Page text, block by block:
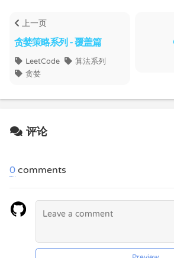
上一页
贪婪策略系列 - 覆盖篇
LeetCode
算法系列
贪婪
评论
0 comments